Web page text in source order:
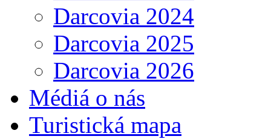
Darcovia 2024
Darcovia 2025
Darcovia 2026
Médiá o nás
Turistická mapa